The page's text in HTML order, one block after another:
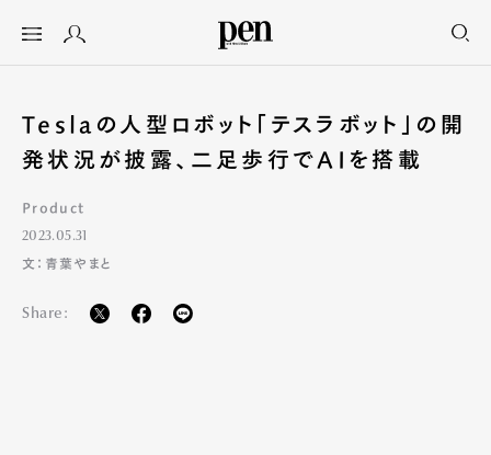
Teslaの人型ロボット「テスラボット」の開
発状況が披露、二足歩行でAIを搭載
Product
2023.05.31
文：青葉やまと
Share: